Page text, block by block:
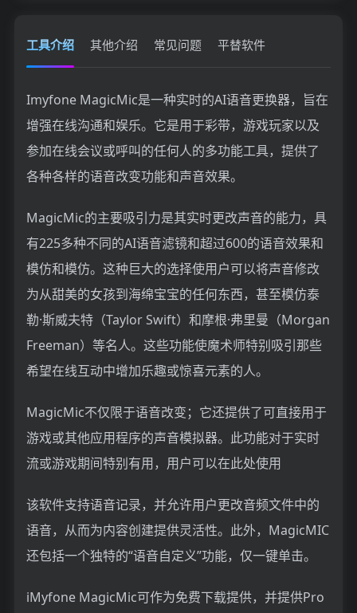
工具介绍 其他介绍 常见问题 平替软件
Imyfone MagicMic是一种实时的AI语音更换器，旨在
增强在线沟通和娱乐。它是用于彩带，游戏玩家以及
参加在线会议或呼叫的任何人的多功能工具，提供了
各种各样的语音改变功能和声音效果。
MagicMic的主要吸引力是其实时更改声音的能力，具
有225多种不同的AI语音滤镜和超过600的语音效果和
模仿和模仿。这种巨大的选择使用户可以将声音修改
为从甜美的女孩到海绵宝宝的任何东西，甚至模仿泰
勒·斯威夫特（Taylor Swift）和摩根·弗里曼（Morgan
Freeman）等名人。这些功能使魔术师特别吸引那些
希望在线互动中增加乐趣或惊喜元素的人。
MagicMic不仅限于语音改变；它还提供了可直接用于
游戏或其他应用程序的声音模拟器。此功能对于实时
流或游戏期间特别有用，用户可以在此处使用
该软件支持语音记录，并允许用户更改音频文件中的
语音，从而为内容创建提供灵活性。此外，MagicMIC
还包括一个独特的“语音自定义”功能，仅一键单击。
iMyfone MagicMic可作为免费下载提供，并提供Pro